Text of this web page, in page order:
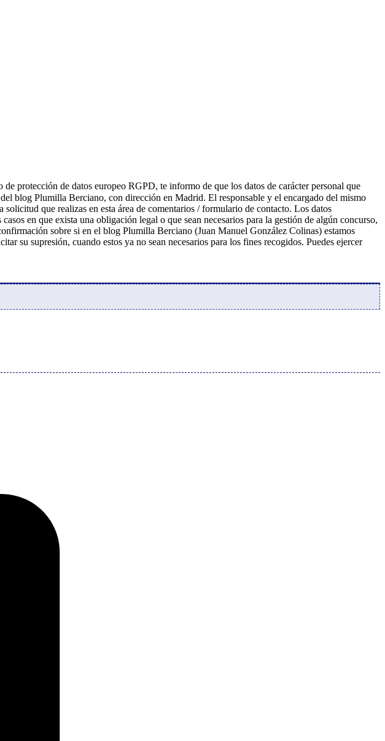
protección de datos europeo RGPD, te informo de que los datos de carácter personal que
blog Plumilla Berciano, con dirección en Madrid. El responsable y el encargado del mismo
que realizas en esta área de comentarios / formulario de contacto. Los datos
en que exista una obligación legal o que sean necesarios para la gestión de algún concurso,
sobre si en el blog Plumilla Berciano (Juan Manuel González Colinas) estamos
su supresión, cuando estos ya no sean necesarios para los fines recogidos. Puedes ejercer